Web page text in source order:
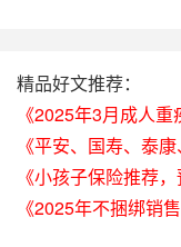
精品好文推荐：
《2025年3月成人
《平安、国寿、泰
《小孩子保险推荐
《2025年不捆绑销